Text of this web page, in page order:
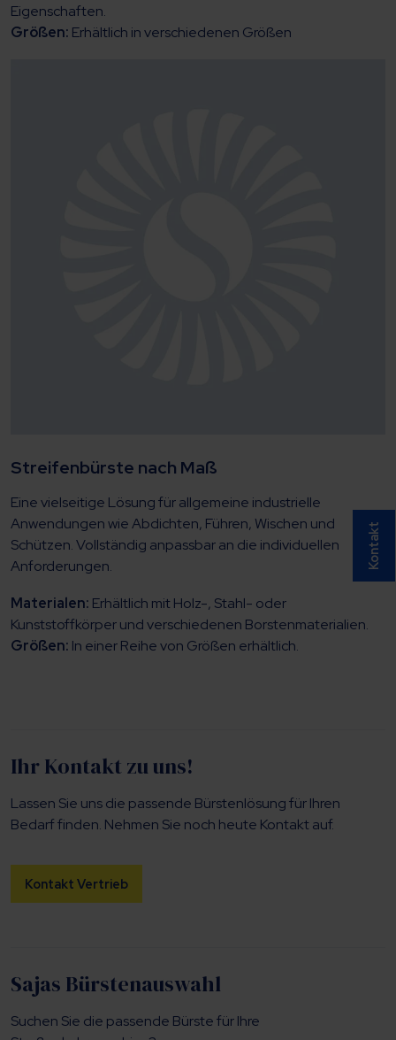
Eigenschaften.
Größen: Erhältlich in verschiedenen Größen
Streifenbürste nach Maß
Eine vielseitige Lösung für allgemeine industrielle
Anwendungen wie Abdichten, Führen, Wischen und
Schützen. Vollständig anpassbar an die individuellen
Anforderungen.
Materialen: Erhältlich mit Holz-, Stahl- oder
Kunststoffkörper und verschiedenen Borstenmaterialien.
Größen: In einer Reihe von Größen erhältlich.
Ihr Kontakt zu uns!
Lassen Sie uns die passende Bürstenlösung für Ihren
Bedarf finden. Nehmen Sie noch heute Kontakt auf.
Kontakt Vertrieb
Sajas Bürstenauswahl
Suchen Sie die passende Bürste für Ihre
Kontakt